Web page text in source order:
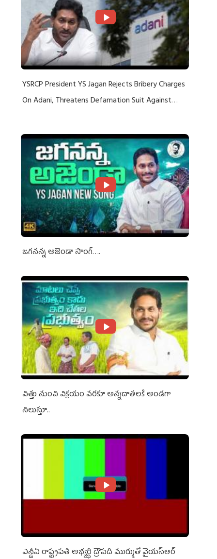
YSRCP President YS Jagan Rejects Bribery Charges
On Adani, Threatens Defamation Suit Against
జగనన్న అజెండా సాంగ్….
విత్తు నుంచి విక్రయం వరకూ అన్నదాతలకి అండగా
నిలుస్తూ..
ఎన్డీఏ రాష్ట్ర‌ప‌తి అభ్య‌ర్థి ద్రౌప‌ది ముర్ముతో వైయ‌స్ఆర్